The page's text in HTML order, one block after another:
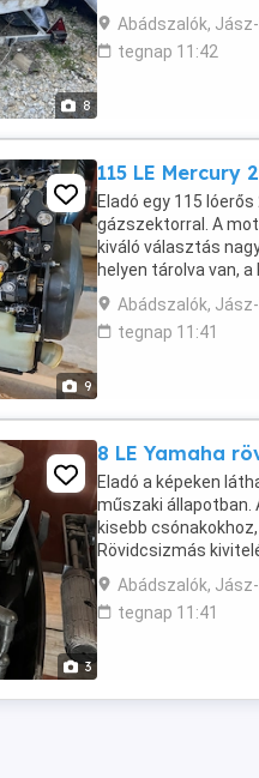
8
kezelve, ami
Abádszalók,
tegnap 11:42
9
115 LE Mercury
Eladó egy 115
gázszektorral. A
kiváló választás
helyen tárolva van,
volt indítva, azonban
Abádszalók,
tegnap 11:41
3
8 LE Yamaha
Eladó a képeken
műszaki állapotban.
kisebb
Rövidcsizmás
fartükrű hajókhoz
Abádszalók,
tegnap 11:41